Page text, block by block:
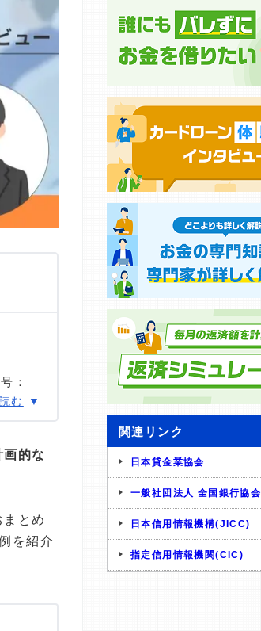
：
門知
む
画的な
とめ
を紹介
関連リンク
日本貸金業協会
一般社団法人 全国銀行協会
日本信用情報機構(JICC)
指定信用情報機関(CIC)